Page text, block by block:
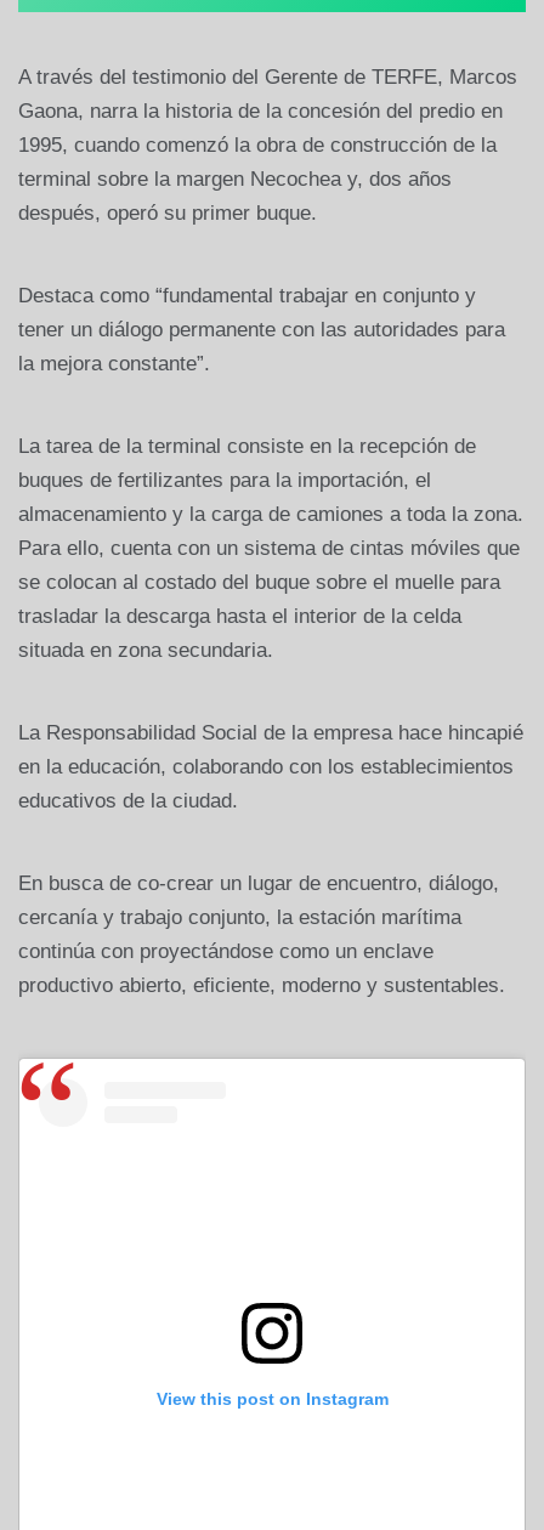
A través del testimonio del Gerente de TERFE, Marcos
Gaona, narra la historia de la concesión del predio en
1995, cuando comenzó la obra de construcción de la
terminal sobre la margen Necochea y, dos años
después, operó su primer buque.
Destaca como “fundamental trabajar en conjunto y
tener un diálogo permanente con las autoridades para
la mejora constante”.
La tarea de la terminal consiste en la recepción de
buques de fertilizantes para la importación, el
almacenamiento y la carga de camiones a toda la zona.
Para ello, cuenta con un sistema de cintas móviles que
se colocan al costado del buque sobre el muelle para
trasladar la descarga hasta el interior de la celda
situada en zona secundaria.
La Responsabilidad Social de la empresa hace hincapié
en la educación, colaborando con los establecimientos
educativos de la ciudad.
En busca de co-crear un lugar de encuentro, diálogo,
cercanía y trabajo conjunto, la estación marítima
continúa con proyectándose como un enclave
productivo abierto, eficiente, moderno y sustentables.
View this post on Instagram